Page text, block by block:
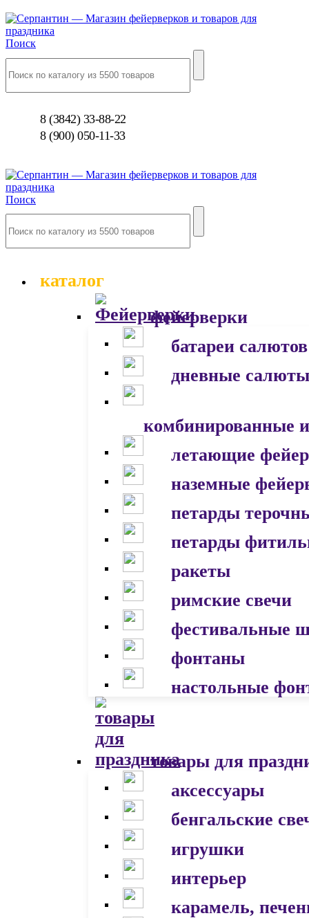
Поиск
8 (3842) 33-88-22
8 (900) 050-11-33
Поиск
каталог
фейерверки
батареи салютов
дневные салюты
комбинированные
летающие
наземные
петарды
петарды
ракеты
римские свечи
фестивальные
фонтаны
настольные
товары для
аксессуары
бенгальские
игрушки
интерьер
карамель,